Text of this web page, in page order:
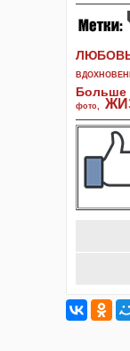
фото,